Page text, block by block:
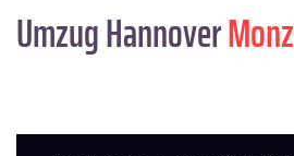
Umzug Hannover